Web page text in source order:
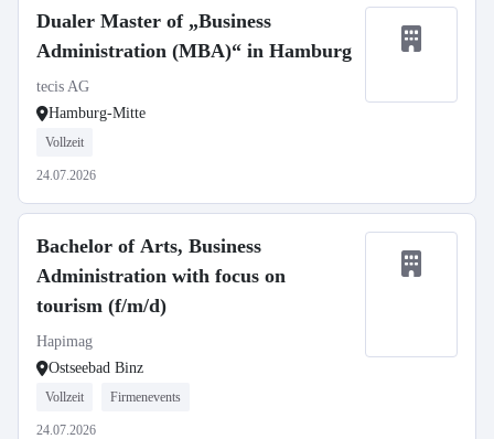
Dualer Master of „Business
Administration (MBA)“ in Hamburg
tecis AG
Hamburg-Mitte
Vollzeit
24.07.2026
Bachelor of Arts, Business
Administration with focus on
tourism (f/m/d)
Hapimag
Ostseebad Binz
Vollzeit Firmenevents
24.07.2026